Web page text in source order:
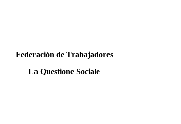
Federación de Trabajadores
La Questione Sociale